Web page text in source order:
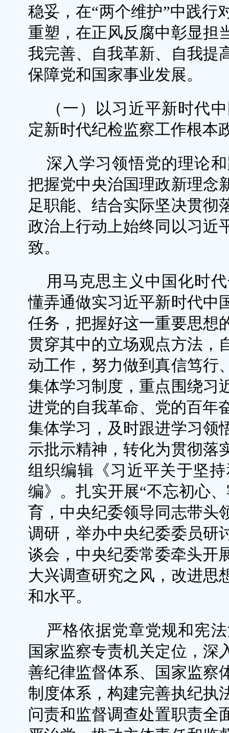
稳妥，在“两个维护”中践行
重塑，在正风反腐中彰显担
我完善、自我革新、自我提
保障党和国家事业发展。
（一）以习近平新时代
定新时代纪检监察工作根本
深入学习领悟党的理论
把握党中央治国理政新理念
足职能、结合实际坚决贯彻
政治上行动上始终同以习近
致。
用马克思主义中国化时
懂弄通做实习近平新时代中
任务，把握好这一重要思想
贯穿其中的立场观点方法，
动工作，努力做到真信笃行
集体学习制度，重点围绕习
进党的自我革命、党的百年
集体学习，及时跟进学习领
示批示精神，转化为贯彻落
组织编辑《习近平关于坚
编》。扎实开展“不忘初心
育，中央纪委领导同志带头
调研，举办中央纪委委员研
谈会，中央纪委常委牵头开
大兴调查研究之风，改进思
和水平。
严格依据党章党规和宪
国家监察专责机关定位，深
善纪律监督体系、国家监察
制度体系，构建完善执纪执
问责和监督调查处置职责全